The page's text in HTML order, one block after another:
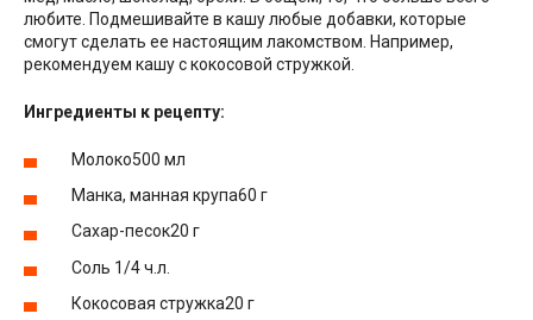
любите. Подмешивайте в кашу любые добавки, которые
смогут сделать ее настоящим лакомством. Например,
рекомендуем кашу с кокосовой стружкой.
Ингредиенты к рецепту:
Молоко500 мл
Манка, манная крупа60 г
Сахар-песок20 г
Соль 1/4 ч.л.
Кокосовая стружка20 г